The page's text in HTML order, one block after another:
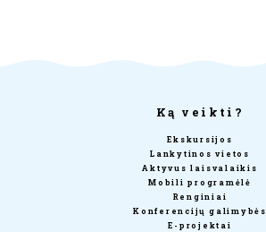
Ką veikti?
Ekskursijos
Lankytinos vietos
Aktyvus laisvalaikis
Mobili programėlė
Renginiai
Konferencijų galimybės
E-projektai